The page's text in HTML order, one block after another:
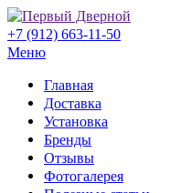
+7 (912) 663-11-50
Меню
Главная
Доставка
Установка
Бренды
Отзывы
Фотогалерея